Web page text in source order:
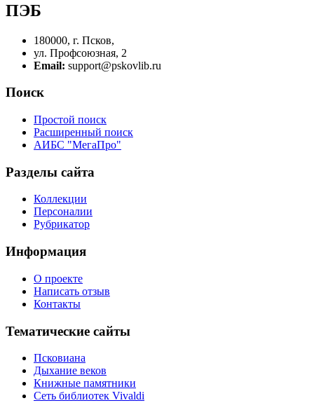
ПЭБ
180000, г. Псков,
ул. Профсоюзная, 2
Email: support@pskovlib.ru
Поиск
Простой поиск
Расширенный поиск
АИБС "МегаПро"
Разделы сайта
Коллекции
Персоналии
Рубрикатор
Информация
О проекте
Написать отзыв
Контакты
Тематические сайты
Псковиана
Дыхание веков
Книжные памятники
Сеть библиотек Vivaldi